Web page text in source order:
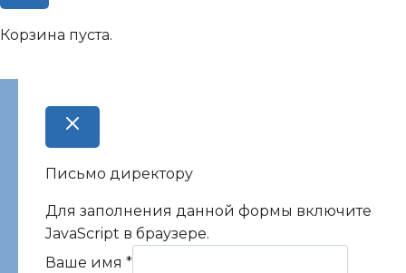
Корзина пуста.
Письмо директору
Для заполнения данной формы включите
JavaScript в браузере.
Ваше имя *